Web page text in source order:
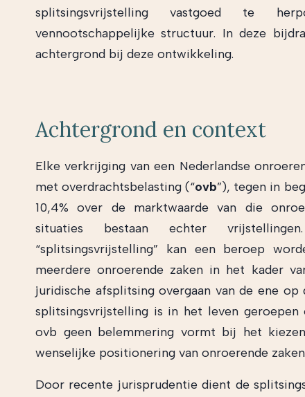
splitsingsvrijstelling vastgoed te
vennootschappelijke structuur. In deze
achtergrond bij deze ontwikkeling.
Achtergrond en context
Elke verkrijging van een Nederlandse
met overdrachtsbelasting (“ovb”), tegen in
10,4% over de marktwaarde van die
situaties bestaan echter
“splitsingsvrijstelling” kan een beroep
meerdere onroerende zaken in het kader
juridische afsplitsing overgaan van de ene op
splitsingsvrijstelling is in het leven
ovb geen belemmering vormt bij het
wenselijke positionering van onroerende
Door recente jurisprudentie dient de